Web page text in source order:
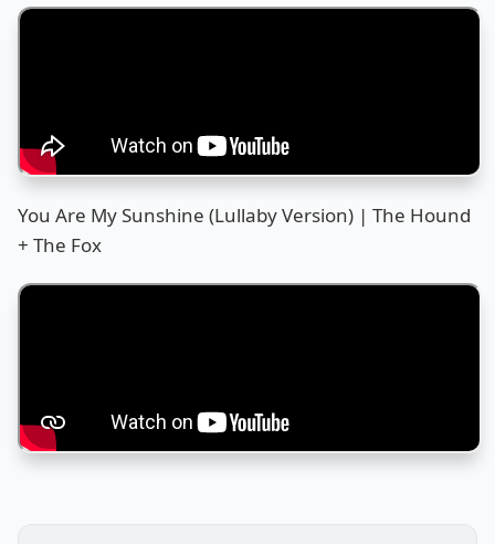
You Are My Sunshine (Lullaby Version) | The Hound
+ The Fox